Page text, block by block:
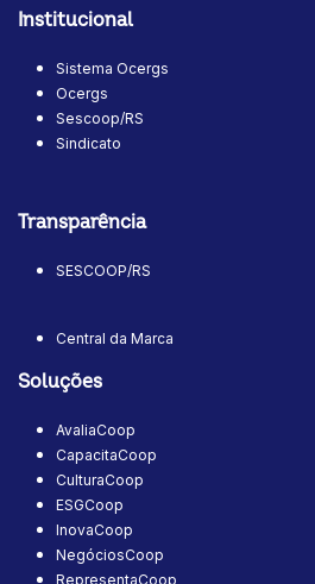
Institucional
Sistema Ocergs
Ocergs
Sescoop/RS
Sindicato
Transparência
SESCOOP/RS
Central da Marca
Soluções
AvaliaCoop
CapacitaCoop
CulturaCoop
ESGCoop
InovaCoop
NegóciosCoop
RepresentaCoop